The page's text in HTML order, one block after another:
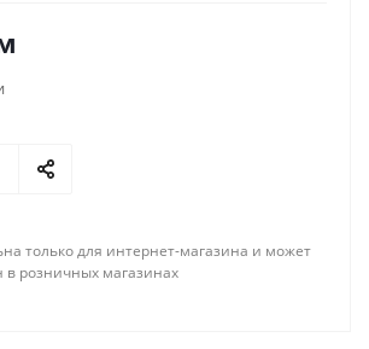
только для интернет-магазина и может
в розничных магазинах